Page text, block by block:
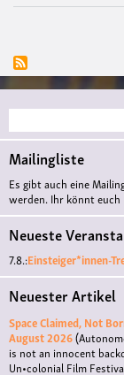
Suche
Mailingliste
Es gibt auch eine
werden. Ihr könnt euch
Neueste
7.8.:Einsteiger*innen-
Neuester Artikel
Space Claimed, Not
August 2026
is not an innocent
Un•colonial Film